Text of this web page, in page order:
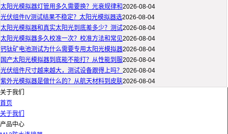
太阳光模拟器灯管用多久需要换？光衰规律和2026-08-04
光伏组件IV测试结果不稳定？太阳光模拟器选2026-08-04
太阳光模拟器和真实太阳光到底差多少？测试2026-08-04
太阳光模拟器多久校准一次？校准方法和常见2026-08-04
钙钛矿电池测试为什么需要专用太阳光模拟器2026-08-04
国产太阳光模拟器到底能不能打？从性能到服2026-08-04
光伏组件尺寸越来越大，测试设备跟得上吗？ 2026-08-04
紫外光模拟器是做什么的？从航天材料到皮肤2026-08-04
关于我们
首页
关于我们
产品中心